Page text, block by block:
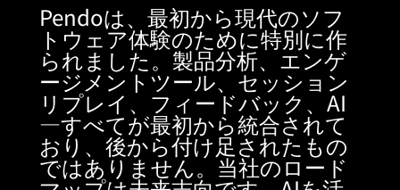
Pendoは、最初から現代のソフ
トウェア体験のために特別に作
られました。製品分析、エンゲ
ージメントツール、セッション
リプレイ、フィードバック、AI
—すべてが最初から統合されて
おり、後から付け足されたもの
ではありません。当社のロード